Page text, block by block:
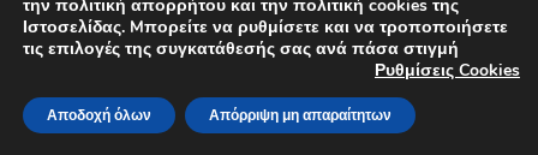
την πολιτική απορρήτου και την πολιτική cookies της
Ιστοσελίδας. Mπορείτε να ρυθμίσετε και να τροποποιήσετε
τις επιλογές της συγκατάθεσής σας ανά πάσα στιγμή
Ρυθμίσεις Cookies
Αποδοχή όλων Απόρριψη μη απαραίτητων